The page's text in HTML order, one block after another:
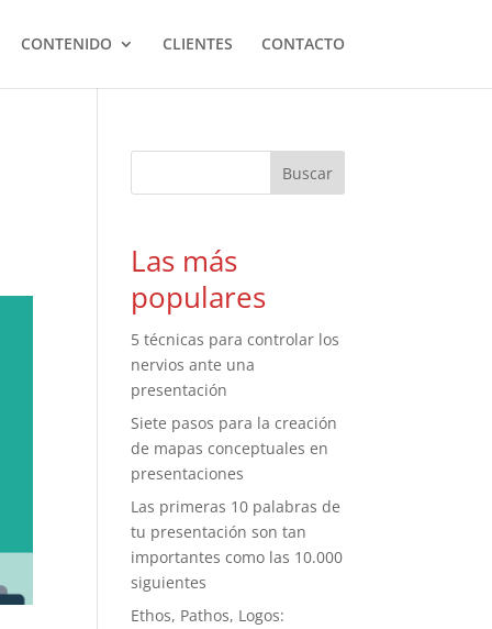
CONTENIDO CLIENTES CONTACTO
Las más
populares
5 técnicas para controlar los
nervios ante una
presentación
Siete pasos para la creación
de mapas conceptuales en
presentaciones
Las primeras 10 palabras de
tu presentación son tan
importantes como las 10.000
siguientes
Ethos, Pathos, Logos: